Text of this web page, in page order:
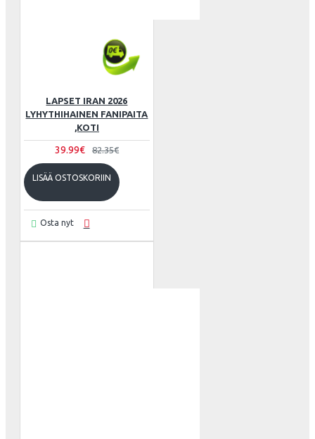
LAPSET IRAN 2026
LYHYTHIHAINEN FANIPAITA
,KOTI
39.99€ 82.35€
LISÄÄ OSTOSKORIIN
Osta nyt